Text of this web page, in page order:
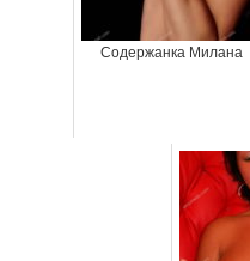
Содержанка Милана